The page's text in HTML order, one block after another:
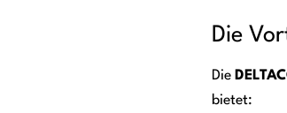
Die
Die
bietet: